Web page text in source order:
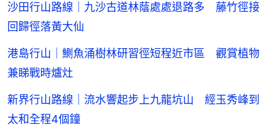
沙田行山路線｜九沙古道林蔭處處退路多 藤竹徑接
回歸徑落黃大仙
港島行山｜鰂魚涌樹林研習徑短程近市區 觀賞植物
兼睇戰時爐灶
新界行山路線｜流水響起步上九龍坑山 經玉秀峰到
太和全程4個鐘